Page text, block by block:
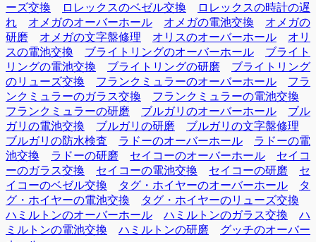
ーズ交換
ロレックスのベゼル交換
ロレックスの時計の遅
れ
オメガのオーバーホール オメガの電池交換
オメガの
研磨
オメガの文字盤修理 オリスのオーバーホール
オリ
スの電池交換
ブライトリングのオーバーホール
ブライト
リングの電池交換
ブライトリングの研磨
ブライトリング
のリューズ交換
フランクミュラーのオーバーホール
フラ
ンクミュラーのガラス交換
フランクミュラーの電池交換
フランクミュラーの研磨
ブルガリのオーバーホール
ブル
ガリの電池交換
ブルガリの研磨
ブルガリの文字盤修理
ブルガリの防水検査
ラドーのオーバーホール
ラドーの電
池交換
ラドーの研磨 セイコーのオーバーホール
セイコ
ーのガラス交換
セイコーの電池交換 セイコーの研磨
セ
イコーのベゼル交換
タグ・ホイヤーのオーバーホール
タ
グ・ホイヤーの電池交換
タグ・ホイヤーのリューズ交換
ハミルトンのオーバーホール
ハミルトンのガラス交換
ハ
ミルトンの電池交換
ハミルトンの研磨
グッチのオーバー